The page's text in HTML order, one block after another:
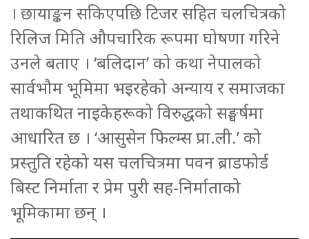
। छायाङ्कन सकिएपछि टिजर सहित चलचित्रको
रिलिज मिति औपचारिक रूपमा घोषणा गरिने
उनले बताए । ‘बलिदान’ को कथा नेपालको
सार्वभौम भूमिमा भइरहेको अन्याय र समाजका
तथाकथित नाइकेहरूको विरुद्धको सङ्घर्षमा
आधारित छ । ‘आसुसेन फिल्म्स प्रा.ली.’ को
प्रस्तुति रहेको यस चलचित्रमा पवन ब्राडफोर्ड
बिस्ट निर्माता र प्रेम पुरी सह-निर्माताको
भूमिकामा छन् ।